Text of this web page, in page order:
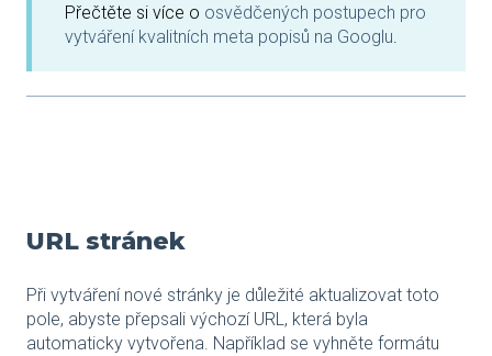
Přečtěte si více o osvědčených postupech pro
vytváření kvalitních meta popisů na Googlu
URL stránek
Při vytváření nové stránky je důležité aktualizovat toto
pole, abyste přepsali výchozí URL, která byla
automaticky vytvořena. Například se vyhněte formátu